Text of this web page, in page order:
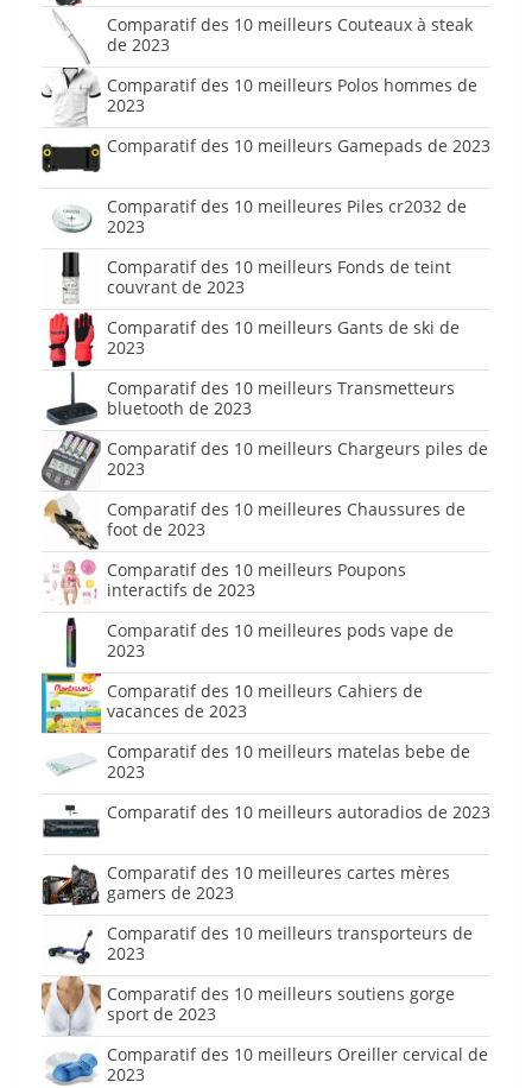
Comparatif des 10 meilleurs Couteaux à steak
de 2023
Comparatif des 10 meilleurs Polos hommes de
2023
Comparatif des 10 meilleurs Gamepads de 2023
Comparatif des 10 meilleures Piles cr2032 de
2023
Comparatif des 10 meilleurs Fonds de teint
couvrant de 2023
Comparatif des 10 meilleurs Gants de ski de
2023
Comparatif des 10 meilleurs Transmetteurs
bluetooth de 2023
Comparatif des 10 meilleurs Chargeurs piles de
2023
Comparatif des 10 meilleures Chaussures de
foot de 2023
Comparatif des 10 meilleurs Poupons
interactifs de 2023
Comparatif des 10 meilleures pods vape de
2023
Comparatif des 10 meilleurs Cahiers de
vacances de 2023
Comparatif des 10 meilleurs matelas bebe de
2023
Comparatif des 10 meilleurs autoradios de 2023
Comparatif des 10 meilleures cartes mères
gamers de 2023
Comparatif des 10 meilleurs transporteurs de
2023
Comparatif des 10 meilleurs soutiens gorge
sport de 2023
Comparatif des 10 meilleurs Oreiller cervical de
2023